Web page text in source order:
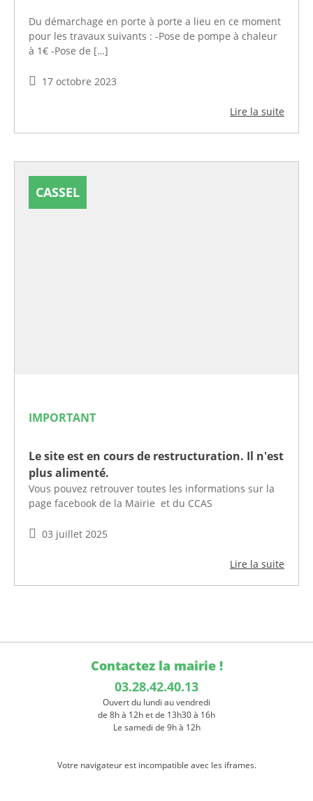
Du démarchage en porte à porte a lieu en ce moment
pour les travaux suivants : -Pose de pompe à chaleur
à 1€ -Pose de […]
17 octobre 2023
Lire la suite
CASSEL
IMPORTANT
Le site est en cours de restructuration. Il n'est
plus alimenté.
Vous pouvez retrouver toutes les informations sur la
page facebook de la Mairie et du CCAS
03 juillet 2025
Lire la suite
Contactez la mairie !
03.28.42.40.13
Ouvert du lundi au vendredi
de 8h à 12h et de 13h30 à 16h
Le samedi de 9h à 12h
Votre navigateur est incompatible avec les iframes.